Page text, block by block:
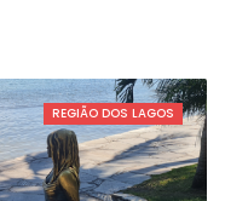
REGIÃO DOS LAGOS